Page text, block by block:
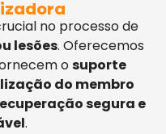
no processo de
lesões. Oferecemos
osuporte
do membro
segura e
.